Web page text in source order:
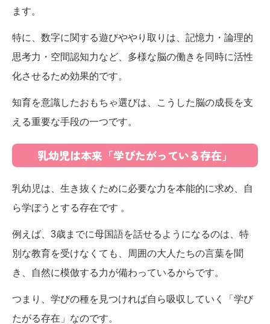
ます。​
特に、数字に関する遊びややり取りは、記憶力・論理的
思考力・空間認知力など、多様な脳の働きを同時に活性
化させるため効果的です。
知育を意識したおもちゃ選びは、こうした脳の成長を支
える重要な手段の一つです。
乳幼児は本来「学びたがっている存在」
乳幼児は、生き抜くために必要な力を本能的に求め、自
ら学ぼうとする存在です 。
​例えば、3歳までに母国語を話せるようになるのは、特
別な教育を受けなくても、周囲の大人たちの言葉を聞
き、自然に模倣する力が備わっているからです。​
つまり、学びの種を見つければ自ら吸収していく「学び
たがる存在」なのです。